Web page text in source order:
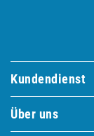
Kundendienst
Über uns